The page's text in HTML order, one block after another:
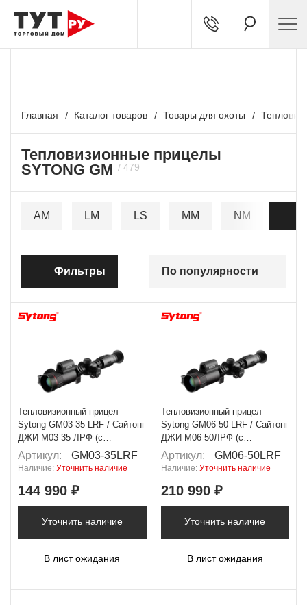
Главная Каталог товаров Товары для охоты
Тепловизионные прицелы
SYTONG GM
Фильтры По популярности
AM LM LS MM NM
Тепловизионный прицел
Sytong GM03-35 LRF / Сайтонг
ДЖИ М03 35 ЛРФ (с
дальномером)
Артикул: GM03-35LRF
Наличие: Уточнить наличие
144 990 ₽
Уточнить наличие
В лист ожидания
Тепловизионный прицел
Sytong GM06-50 LRF / Сайтонг
ДЖИ М06 50ЛРФ (с
дальномером)
Артикул: GM06-50LRF
Наличие: Уточнить наличие
210 990 ₽
Уточнить наличие
В лист ожидания